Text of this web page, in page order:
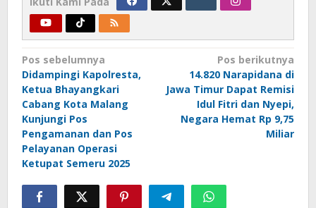
Navigasi
pos
Pos sebelumnya
Didampingi Kapolresta,
Ketua Bhayangkari
Cabang Kota Malang
Kunjungi Pos
Pengamanan dan Pos
Pelayanan Operasi
Ketupat Semeru 2025
Pos berikutnya
14.820 Narapidana di
Jawa Timur Dapat Remisi
Idul Fitri dan Nyepi,
Negara Hemat Rp 9,75
Miliar